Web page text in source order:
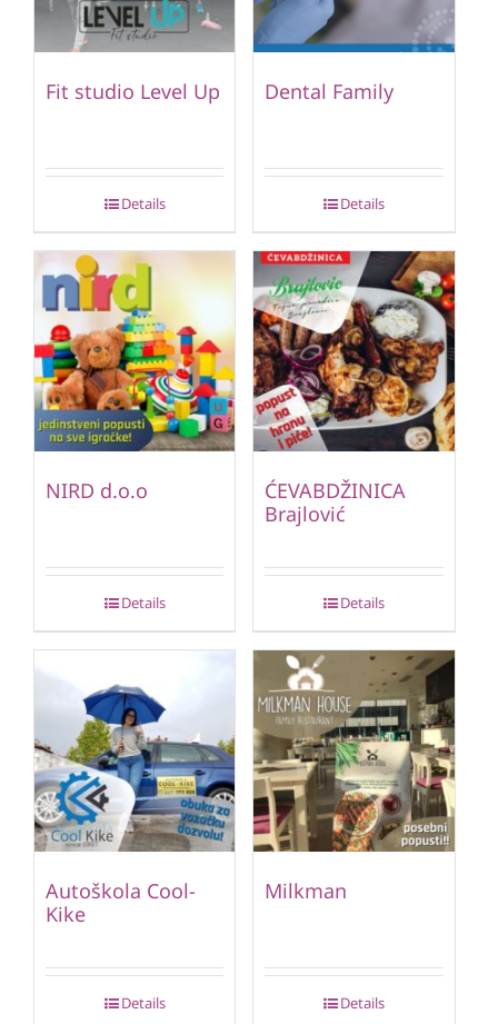
Fit studio Level Up
Details
Dental Family
Details
NIRD d.o.o
Details
ĆEVABDŽINICA
Brajlović
Details
Autoškola Cool-
Kike
Details
Milkman
Details